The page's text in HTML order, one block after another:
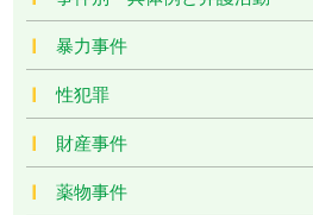
暴力事件
性犯罪
財産事件
薬物事件